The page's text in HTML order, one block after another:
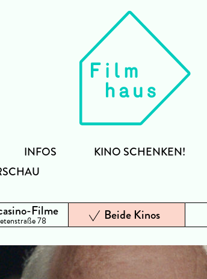
INFOS KINO SCHENKEN!
Filme
78 Beide Kinos